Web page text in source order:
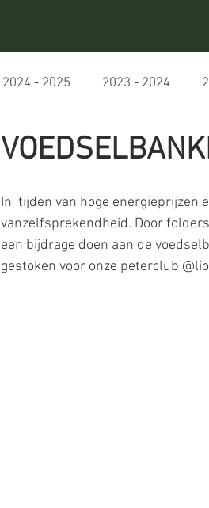
2024 - 2025 2023 - 2024
In  tijden van hoge energieprijzen
vanzelfsprekendheid. Door
een bijdrage doen aan de
gestoken voor onze peterclub